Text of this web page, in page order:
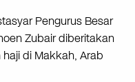
Pengurus Besar
Zubair diberitakan
di Makkah, Arab